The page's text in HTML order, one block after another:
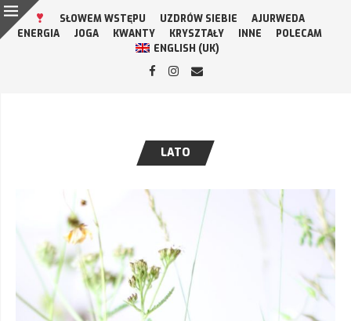
SŁOWEM WSTĘPU UZDRÓW SIEBIE
AJURWEDA
ENERGIA
JOGA KWANTY KRYSZTAŁY INNE
POLECAM
ENGLISH (UK)
LATO